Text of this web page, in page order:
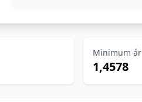
Minimum ár
1,4578